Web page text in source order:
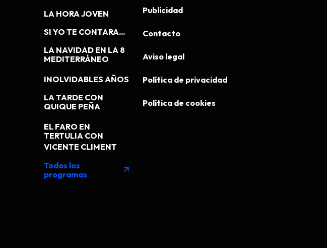
LA HORA JOVEN
SI YO TE CONTARA...
LA NAVIDAD EN LA 8
MEDITERRÁNEO
INOLVIDABLES AÑOS
LA TARDE CON
QUIQUE PEÑA
EL FARO EN
TERTULIA CON
VICENTE CLIMENT
Todos los
programas
arrow_outward
Publicidad
Contacto
Aviso legal
Política de privacidad
Política de cookies